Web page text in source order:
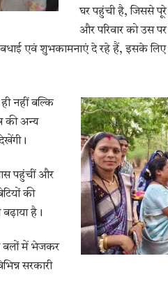
घर पहुंची है, जिससे
और परिवार को उस
बधाई एवं शुभकामनाएं दे रहे हैं, इसके
नहीं बल्कि
की अन्य
पहुंचीं और
की
है।
बलों में भेजकर
सरकारी